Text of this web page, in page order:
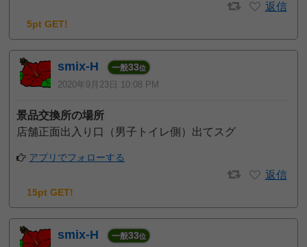
返信
5pt GET!
smix-H 一般33位
2020年9月23日 10:08 PM
景品交換所の場所
店舗正面出入り口（男子トイレ側）出てスグ
アプリでフォローする
返信
15pt GET!
smix-H 一般33位